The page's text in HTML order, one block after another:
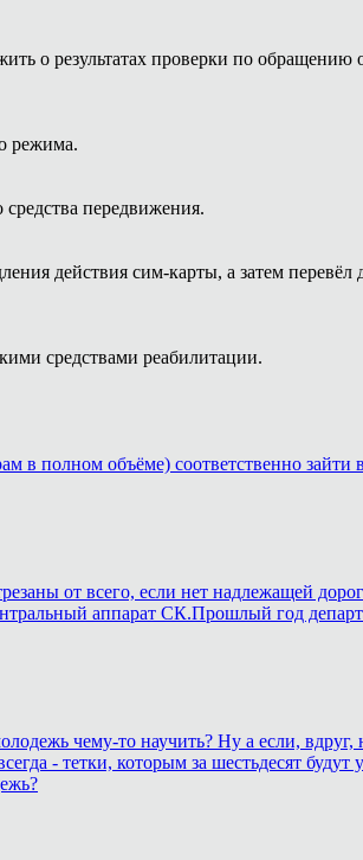
о результатах проверки по обращению
режима.
передвижения.
действия сим-карты, а затем перевёл
средствами реабилитации.
в полном объёме) соответственно зайти
от всего, если нет надлежащей
аппарат СК.Прошлый год
чему-то научить? Ну а если, вдруг,
- тетки, которым за шестьдесят будут